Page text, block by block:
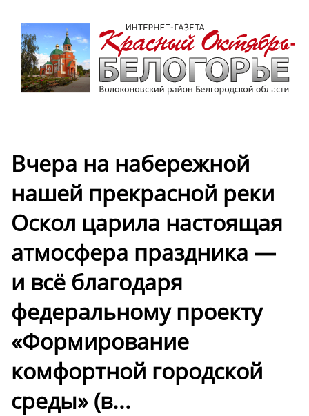
Вчера на набережной
нашей прекрасной реки
Оскол царила настоящая
атмосфера праздника —
и всё благодаря
федеральному проекту
«Формирование
комфортной городской
среды» (в...